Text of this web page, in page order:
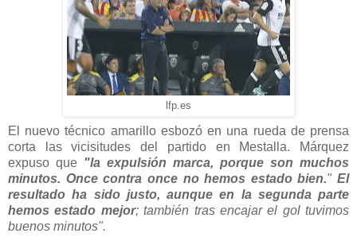
lfp.es
El nuevo técnico amarillo esbozó en una rueda de prensa
corta las vicisitudes del partido en Mestalla. Márquez
expuso que "la expulsión marca, porque son muchos
minutos. Once contra once no hemos estado bien." El
resultado ha sido justo, aunque en la segunda parte
hemos estado mejor; también tras encajar el gol tuvimos
buenos minutos".